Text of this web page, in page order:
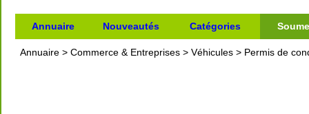
Annuaire Nouveautés Catégories
Annuaire > Commerce & Entreprises > Véhicules > Permis de